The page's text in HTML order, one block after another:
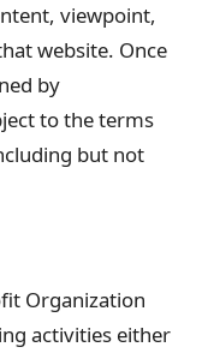
viewpoint,
website. Once
by
to the terms
but not
Organization
activities either